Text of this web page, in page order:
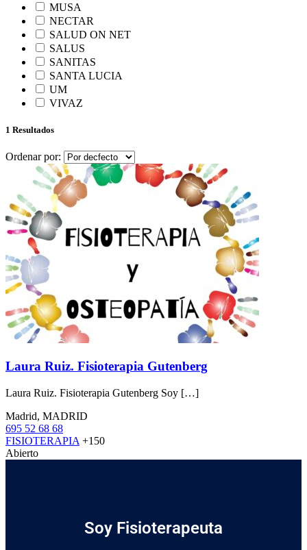
MUSA
NECTAR
SALUD ON NET
SALUS
SANITAS
SANTA LUCIA
UM
VIVAZ
1 Resultados
Ordenar por:
Laura Ruiz. Fisioterapia Gutenberg
Laura Ruiz. Fisioterapia Gutenberg Soy […]
Madrid, MADRID
695 52 68 68
FISIOTERAPIA +150
Abierto
Soy Fisioterapeuta